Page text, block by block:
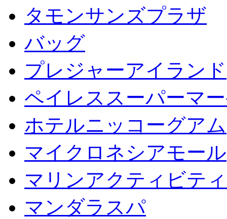
タモンサンズプラザ
バッグ
プレジャーアイランド
ペイレススーパーマ
ホテルニッコーグアム
マイクロネシアモール
マリンアクティビティ
マンダラスパ